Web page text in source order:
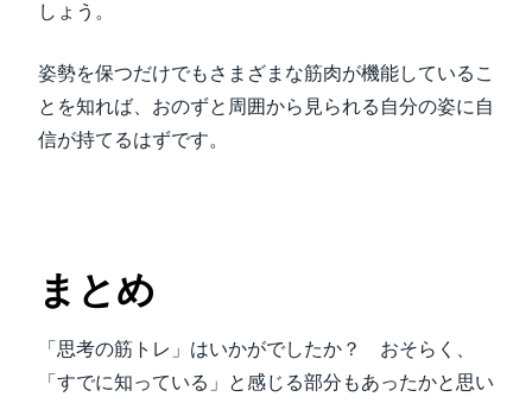
しょう。
姿勢を保つだけでもさまざまな筋肉が機能しているこ
とを知れば、おのずと周囲から見られる自分の姿に自
信が持てるはずです。
まとめ
「思考の筋トレ」はいかがでしたか？ おそらく、
「すでに知っている」と感じる部分もあったかと思い